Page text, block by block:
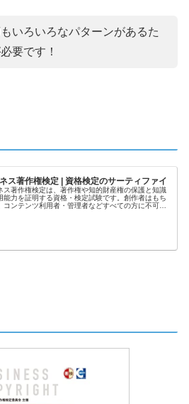
いろいろなパターンがあるた
要です！
ス著作権検定 | 資格検定のサーティファイ
ス著作権検定は、著作権や知的財産権の保護と知識
能力を証明する資格・検定試験です。創作者はもち
コンテンツ利用者・管理者などすべての方に不可欠